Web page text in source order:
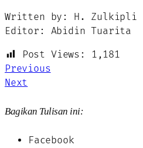
Written by: H. Zulkipli
Editor: Abidin Tuarita
Post Views:
1,181
Previous
Next
Bagikan Tulisan ini:
Facebook